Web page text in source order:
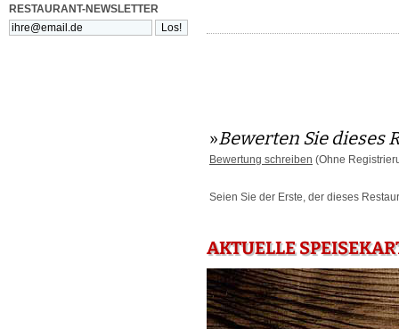
RESTAURANT-NEWSLETTER
»Bewerten Sie dieses
Bewertung schreiben (Ohne
Seien Sie der Erste, der dieses
AKTUELLE